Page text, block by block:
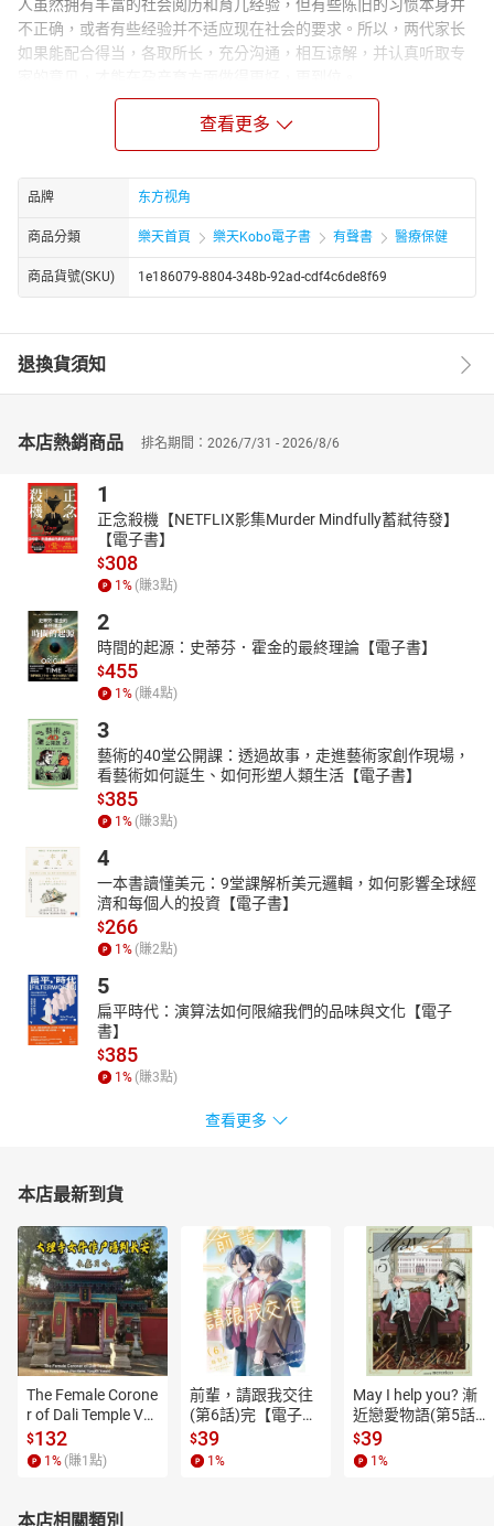
人虽然拥有丰富的社会阅历和育儿经验，但有些陈旧的习惯本身并
不正确，或者有些经验并不适应现在社会的要求。所以，两代家长
如果能配合得当，各取所长，充分沟通，相互谅解，并认真听取专
李现梅，笔名：现现。自由撰稿人，曾出版《下奶书》、《培养孩
定女人幸福的10件事》等
查看更多
品牌 东方视角
商品分類 樂天首頁 樂天Kobo電子書 有聲書 醫療保健
商品貨號(SKU) 1e186079-8804-348b-92ad-cdf4c6de8f69
退換貨須知
本店熱銷商品 排名期間：2026/7/31 - 2026/8/6
1
正念殺機【NETFLIX影集Murder Mindfully蓄弒待發】
【電子書】
$308
1 % (賺3點)
2
時間的起源：史蒂芬．霍金的最終理論【電子書】
$455
1 % (賺4點)
3
藝術的40堂公開課：透過故事，走進藝術家創作現場，
看藝術如何誕生、如何形塑人類生活【電子書】
$385
1 % (賺3點)
4
一本書讀懂美元：9堂課解析美元邏輯，如何影響全球經
濟和每個人的投資【電子書】
$266
1 % (賺2點)
5
扁平時代：演算法如何限縮我們的品味與文化【電子
書】
$385
1 % (賺3點)
查看更多
本店最新到貨
The Female Corone
r of Dali Temple Vo
l.6【有聲書】
$132
1 % (賺1 點)
前輩，請跟我交往
(第6話)完【電子
書】
$39
1 %
May I help you? 漸
近戀愛物語(第5話)
【電子書】
$39
1 %
本店相關類別